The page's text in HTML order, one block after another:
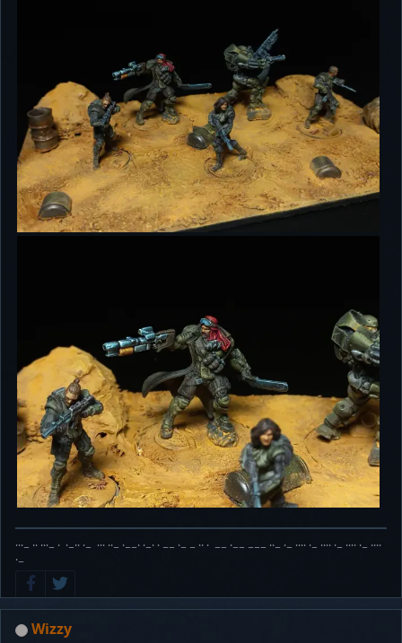
···− ·· ···− · ·−·· ·− ··· ··− ·−−· ·−· · −− ·− − ·· · −− ·−− −−− ··− ·− ···· ·− ···· ·− ···· ·− ····
·−
Wizzy